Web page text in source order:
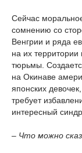
Сейчас
сомнению со
Венгрии и ряда
на их
тюрьмы.
на Окинаве
японских
требует
интересный
– Что можно